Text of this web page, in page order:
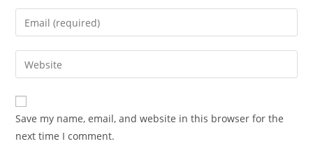
name
comment
Enter
your
email
address
comment
Enter
your
website
URL
(optional)
Save my name, email, and website in this browser for the
next time I comment.